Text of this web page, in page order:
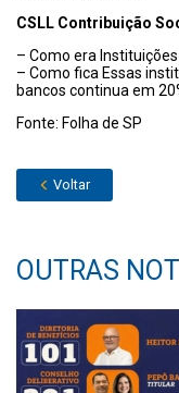
CSLL Contribuição
– Como era
– Como fica Essas
bancos continua em
Fonte: Folha de SP
Voltar
OUTRAS